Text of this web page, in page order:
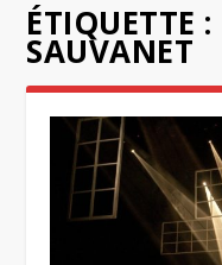
ÉTIQUETTE :
SAUVANET